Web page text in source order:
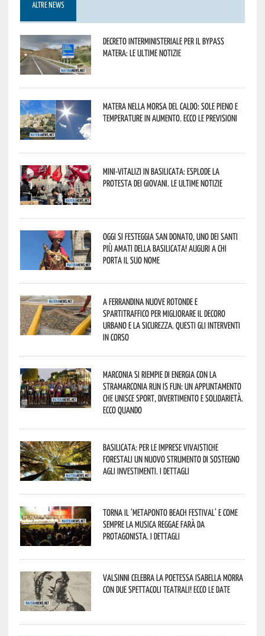
ALTRE NEWS
Decreto interministeriale per il Bypass
Matera: le ultime notizie
Matera nella morsa del caldo: sole pieno e
temperature in aumento. Ecco le previsioni
Mini-vitalizi in Basilicata: esplode la
protesta dei giovani. Le ultime notizie
Oggi si festeggia San Donato, uno dei Santi
più amati della Basilicata! Auguri a chi
porta il suo nome
A Ferrandina nuove rotonde e
spartitraffico per migliorare il decoro
urbano e la sicurezza. Questi gli interventi
in corso
Marconia si riempie di energia con la
StraMarconia Run is Fun: un appuntamento
che unisce sport, divertimento e solidarietà.
Ecco quando
Basilicata: per le imprese vivaistiche
forestali un nuovo strumento di sostegno
agli investimenti. I dettagli
Torna il ‘Metaponto beach festival’ e come
sempre la musica reggae farà da
protagonista. I dettagli
Valsinni celebra la poetessa Isabella Morra
con due spettacoli teatrali! Ecco le date